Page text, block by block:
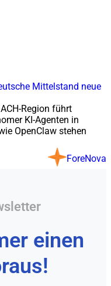
Mittelstand neue
Region führt
KI-Agenten in
OpenClaw stehen
ForeNova
einen